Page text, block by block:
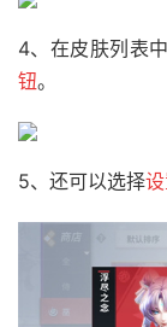
4、在皮肤列表
钮。
5、还可以选择